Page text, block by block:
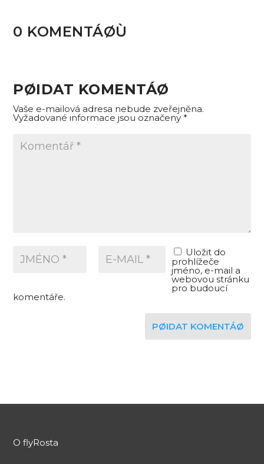
0 KOMENTÁØÙ
PØIDAT KOMENTÁØ
Vaše e-mailová adresa nebude zveřejněna.
Vyžadované informace jsou označeny*
Uložit do
prohlížeče
jméno, e-mail a
webovou stránku
pro budoucí
komentáře.
PØIDAT KOMENTÁØ
O flyRosta